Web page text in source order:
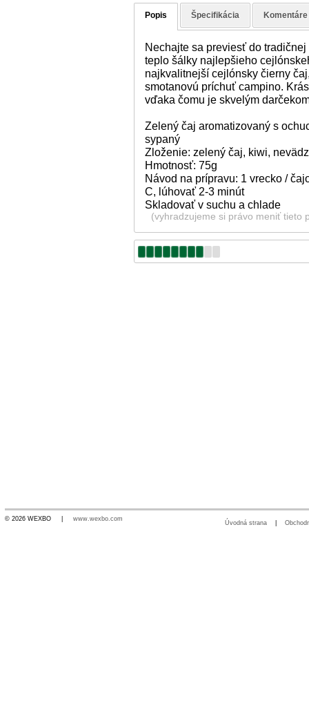
Popis Špecifikácia Komentáre
Nechajte sa previesť do
teplo šálky najlepšieho
najkvalitnejší cejlónsky čierny
smotanovú príchuť campino.
vďaka čomu je skvelým
Zelený čaj aromatizovaný s
sypaný
Zloženie: zelený čaj, kiwi,
Hmotnosť: 75g
Návod na prípravu: 1 vrecko /
C, lúhovať 2-3 minút
Skladovať v suchu a chlade
(vyhradzujeme si právo meniť tieto
© 2026 WEXBO | www.wexbo.com
Úvodná strana